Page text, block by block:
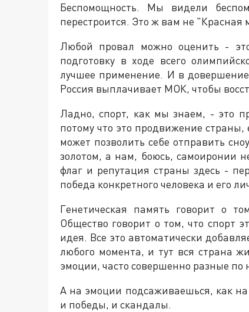
Беспомощность. Мы видели
перестроится. Это ж вам не "Красная
Любой провал можно оценить -
подготовку в ходе всего
лучшее применение. И в
Россия выплачивает МОК, чтобы
Ладно, спорт, как мы знаем, - это
потому что это продвижение страны,
может позволить себе отправить
золотом, а нам, боюсь, самоиронии
флаг и репутация страны здесь -
победа конкретного человека и его
Генетическая память говорит о
Общество говорит о том, что спорт
идея. Все это автоматически
любого момента, и тут вся страна
эмоции, часто совершенно разные
А на эмоции подсаживаешься, как
и победы, и скандалы.